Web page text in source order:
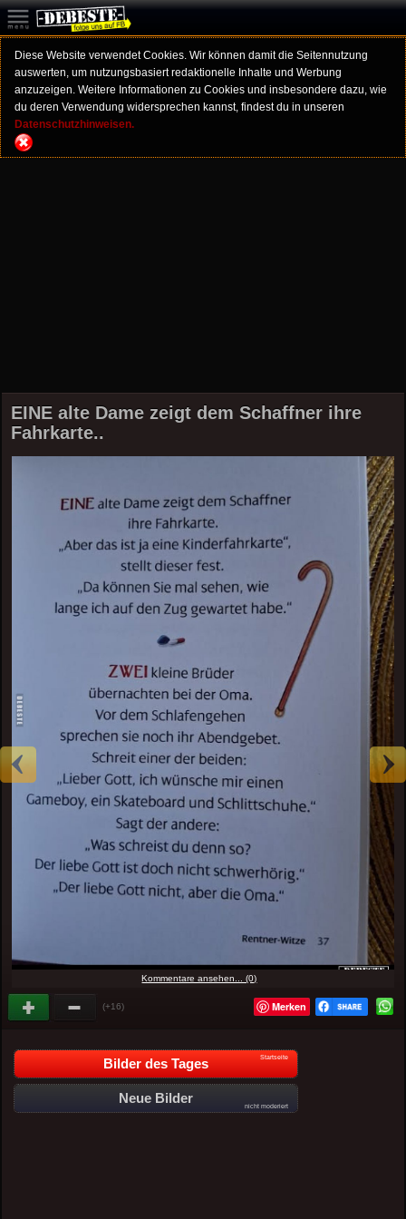
Diese Website verwendet Cookies. Wir können damit die Seitennutzung
auswerten, um nutzungsbasiert redaktionelle Inhalte und Werbung
anzuzeigen. Weitere Informationen zu Cookies und insbesondere dazu, wie
du deren Verwendung widersprechen kannst, findest du in unseren
Datenschutzhinweisen.
EINE alte Dame zeigt dem Schaffner ihre
Fahrkarte..
Kommentare ansehen... (0)
(+16) Merken
Bilder des Tages Startseite
Neue Bilder
nicht moderiert